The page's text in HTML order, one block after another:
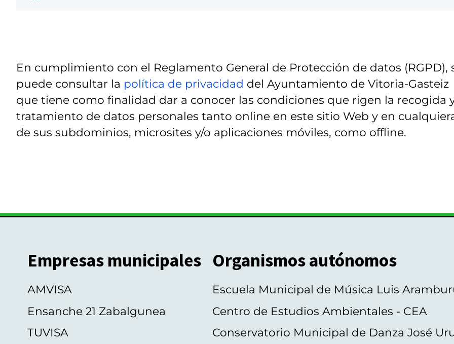
En cumplimiento con el Reglamento General de Protección de datos (RGPD),
puede consultar la política de privacidad del Ayuntamiento de Vitoria-Gasteiz
que tiene como finalidad dar a conocer las condiciones que rigen la recogida
tratamiento de datos personales tanto online en este sitio Web y en
de sus subdominios, microsites y/o aplicaciones móviles, como offline.
Empresas municipales
AMVISA
Ensanche 21 Zabalgunea
TUVISA
Organismos autónomos
Escuela Municipal de Música Luis
Centro de Estudios Ambientales - CEA
Conservatorio Municipal de Danza José